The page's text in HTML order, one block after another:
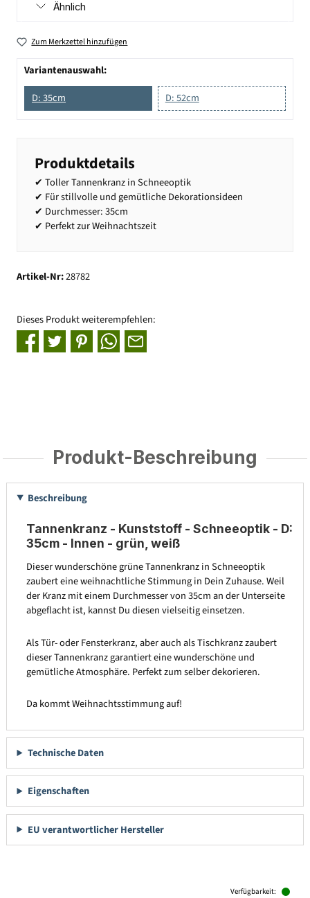
Ähnlich
Zum Merkzettel hinzufügen
Variantenauswahl:
D: 35cm
D: 52cm
Produktdetails
✔ Toller Tannenkranz in Schneeoptik
✔ Für stillvolle und gemütliche Dekorationsideen
✔ Durchmesser: 35cm
✔ Perfekt zur Weihnachtszeit
Artikel-Nr:28782
Dieses Produkt weiterempfehlen:
Produkt-Beschreibung
Beschreibung
Tannenkranz - Kunststoff - Schneeoptik - D:
35cm - Innen - grün, weiß
Dieser wunderschöne grüne Tannenkranz in Schneeoptik
zaubert eine weihnachtliche Stimmung in Dein Zuhause. Weil
der Kranz mit einem Durchmesser von 35cm an der Unterseite
abgeflacht ist, kannst Du diesen vielseitig einsetzen.
Als Tür- oder Fensterkranz, aber auch als Tischkranz zaubert
dieser Tannenkranz garantiert eine wunderschöne und
gemütliche Atmosphäre. Perfekt zum selber dekorieren.
Da kommt Weihnachtsstimmung auf!
Technische Daten
Eigenschaften
EU verantwortlicher Hersteller
Verfügbarkeit: